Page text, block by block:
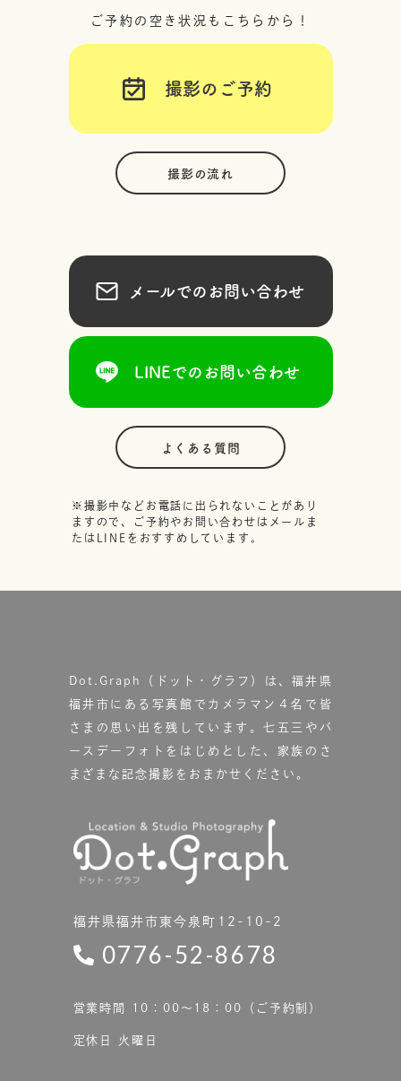
ご予約の空き状況もこちらから！
撮影のご予約
撮影の流れ
メールでのお問い合わせ
LINEでのお問い合わせ
よくある質問
※撮影中などお電話に出られないことがあり
ますので、ご予約やお問い合わせはメールま
たはLINEをおすすめしています。
Dot.Graph（ドット・グラフ）は、福井県
福井市にある写真館で カメラマン４名で皆
さまの思い出を残しています。七五三やバ
ースデーフォトをはじめとした、家族のさ
まざまな記念撮影をおまかせください。
福井県福井市東今泉町12-10-2
0776-52-8678
営業時間 10：00〜18：00（ご予約制）
定休日 火曜日